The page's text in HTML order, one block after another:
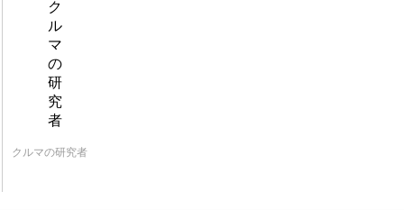
クルマの研究者